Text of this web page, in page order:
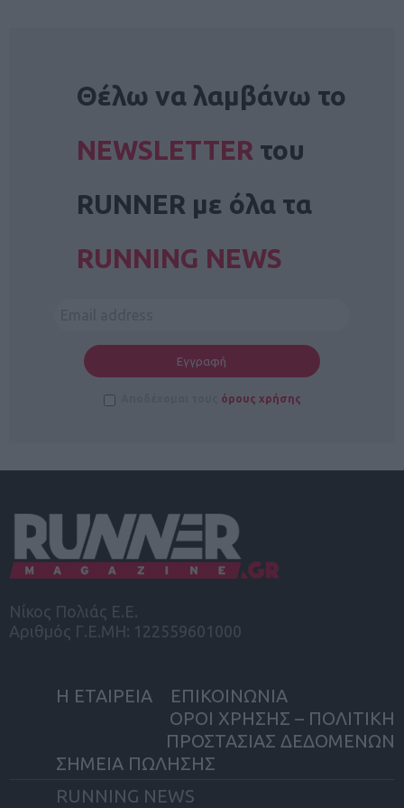
Θέλω να λαμβάνω το
NEWSLETTER του
RUNNER με όλα τα
RUNNING NEWS
όρους χρήσης
Νίκος Πολιάς Ε.Ε.
Αριθμός Γ.Ε.ΜΗ: 122559601000
Η ΕΤΑΙΡΕΙΑ
ΕΠΙΚΟΙΝΩΝΙΑ
ΟΡΟΙ ΧΡΗΣΗΣ – ΠΟΛΙΤΙΚΗ
ΠΡΟΣΤΑΣΙΑΣ ΔΕΔΟΜΕΝΩΝ
ΣΗΜΕΙΑ ΠΩΛΗΣΗΣ
RUNNING NEWS